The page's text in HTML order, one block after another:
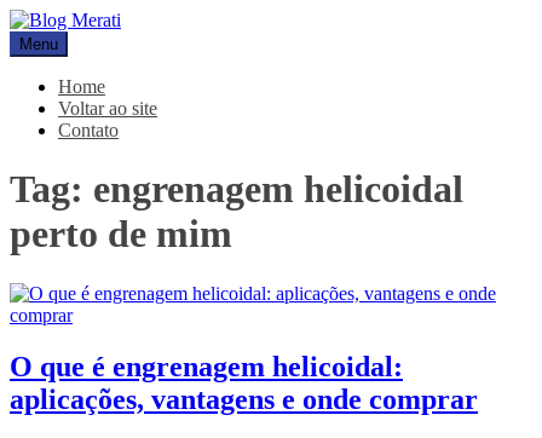
Pular
para
o
conteúdo
Blog Merati
Líder na fabricação de peças para Indústrias
Menu
Home
Voltar ao site
Contato
Tag: engrenagem helicoidal
perto de mim
O que é engrenagem helicoidal:
aplicações, vantagens e onde comprar